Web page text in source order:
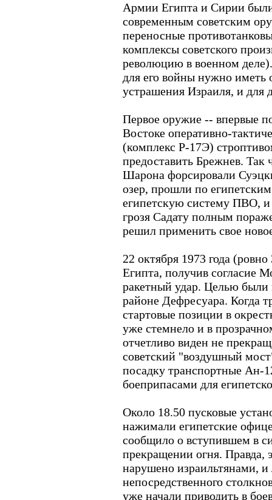
Армии Египта и Сирии
современным советским
переносные
комплексы советского
революцию в военном
для его войны нужно иметь
устрашения Израиля, и
Первое оружие -- впервые
Востоке оперативно-
(комплекс Р-17Э)
предоставить Брежнев. Так
Шарона форсировали
озер, прошли по
египетскую систему ПВО,
грозя Садату полным
решил применить свое
22 октября 1973 года
Египта, получив согласие
ракетный удар. Целью были
районе Дефресуара. Когда
стартовые позиции в
уже стемнело и в
отчетливо виден не
советский "воздушный
посадку транспортные Ан-
боеприпасами для
Около 18.50 пусковые
нажимали египетские
сообщило о вступившем в
прекращении огня. Правда,
нарушено израильтянами, и
непосредственного
уже начали приводить в